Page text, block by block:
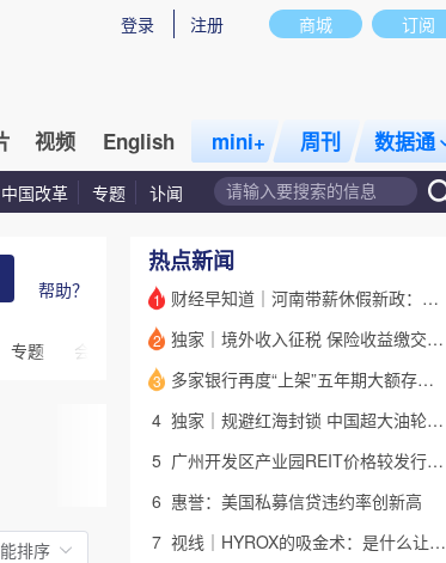
商城 订阅
登录 注册
视频 English mini+ 周刊 数据通
中国改革 专题 讣闻
帮助？
专题 会议 话题 特别呈现 私房课
排序
热点新闻
1 财经早知道｜河南带薪休假新政：领导干部带头，全员应休尽休
2 独家｜境外收入征税 保险收益缴交已启动(含视频)
3
多家银行再度“上架”五年期大额存单 有何考量？(含视频)
4
独家｜规避红海封锁 中国超大油轮停靠埃及绕行非洲
5
广州开发区产业园REIT价格较发行价“腰斩” 底层资产出租率降至67%
6 惠誉：美国私募信贷违约率创新高
7
视线｜HYROX的吸金术：是什么让中产们甘心“花钱找虐”？